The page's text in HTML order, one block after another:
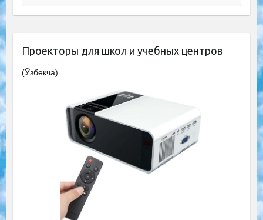
Проекторы для школ и учебных центров
(Ўзбекча)